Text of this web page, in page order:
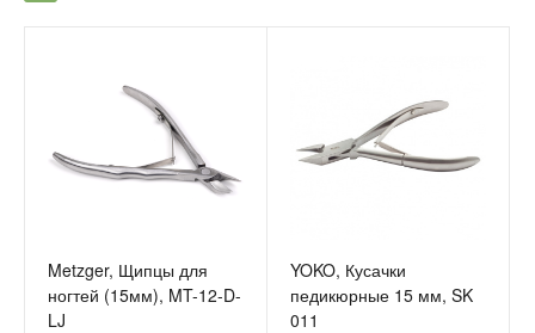
Metzger, Щипцы для
ногтей (15мм), MT-12-D-
LJ
YOKO, Кусачки
педикюрные 15 мм, SK
011